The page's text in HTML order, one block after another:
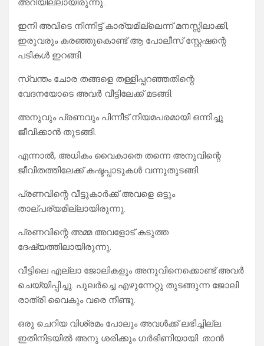
അറിയില്ലായിരുന്നു..
ഇനി അവിടെ നിന്നിട്ട് കാര്യമില്ലെന്ന് മനസ്സിലാക്കി,
ഇരുവരും കരഞ്ഞുകൊണ്ട് ആ പോലീസ് സ്റ്റേഷന്റെ
പടികൾ ഇറങ്ങി.
സ്വന്തം ചോര തങ്ങളെ തള്ളിപ്പറഞ്ഞതിന്റെ
വേദനയോടെ അവർ വീട്ടിലേക്ക് മടങ്ങി.
​അനുവും പ്രണവും പിന്നീട് നിയമപരമായി ഒന്നിച്ചു
ജീവിക്കാൻ തുടങ്ങി.
എന്നാൽ, അധികം വൈകാതെ തന്നെ അനുവിന്റെ
ജീവിതത്തിലേക്ക് കഷ്ടപ്പാടുകൾ വന്നുതുടങ്ങി.
പ്രണവിന്റെ വീട്ടുകാർക്ക് അവളെ ഒട്ടും
താല്പര്യമില്ലായിരുന്നു.
പ്രണവിന്റെ അമ്മ അവളോട് കടുത്ത
ദേഷ്യത്തിലായിരുന്നു.
വീട്ടിലെ എല്ലാ ജോലികളും അനുവിനെക്കൊണ്ട് അവർ
ചെയ്യിപ്പിച്ചു. പുലർച്ചെ എഴുന്നേറ്റു തുടങ്ങുന്ന ജോലി
രാത്രി വൈകും വരെ നീണ്ടു.
ഒരു ചെറിയ വിശ്രമം പോലും അവൾക്ക് ലഭിച്ചില്ല.
​ഇതിനിടയിൽ അനു ശരിക്കും ഗർഭിണിയായി. താൻ